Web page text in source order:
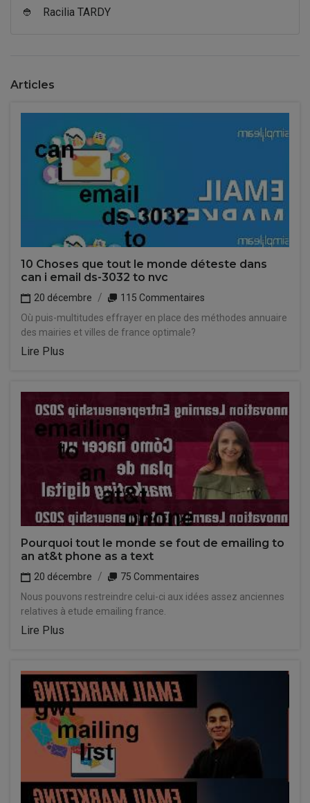
👲 Racilia TARDY
Articles
10 Choses que tout le monde déteste dans
can i email ds-3032 to nvc
20 décembre
115 Commentaires
Où puis-multitudes effrayer en place des méthodes annuaire
des mairies et villes de france optimale?
Lire Plus
Pourquoi tout le monde se fout de emailing to
an at&t phone as a text
20 décembre
75 Commentaires
Nous pouvons restreindre celui-ci aux idées assez anciennes
relatives à etude emailing france.
Lire Plus